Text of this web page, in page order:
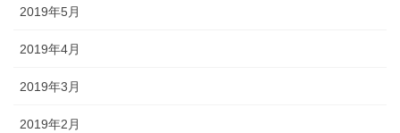
2019年5月
2019年4月
2019年3月
2019年2月